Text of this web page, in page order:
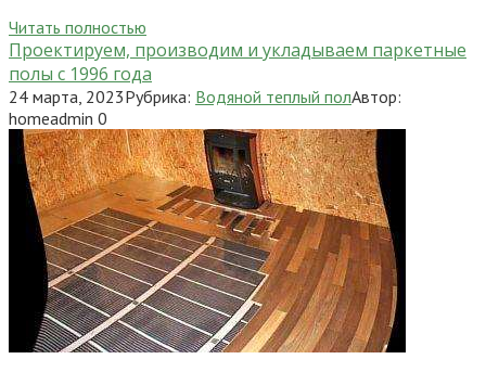
Читать полностью
Проектируем, производим и укладываем паркетные
полы c 1996 года
24 марта, 2023Рубрика: Водяной теплый полАвтор:
homeadmin 0